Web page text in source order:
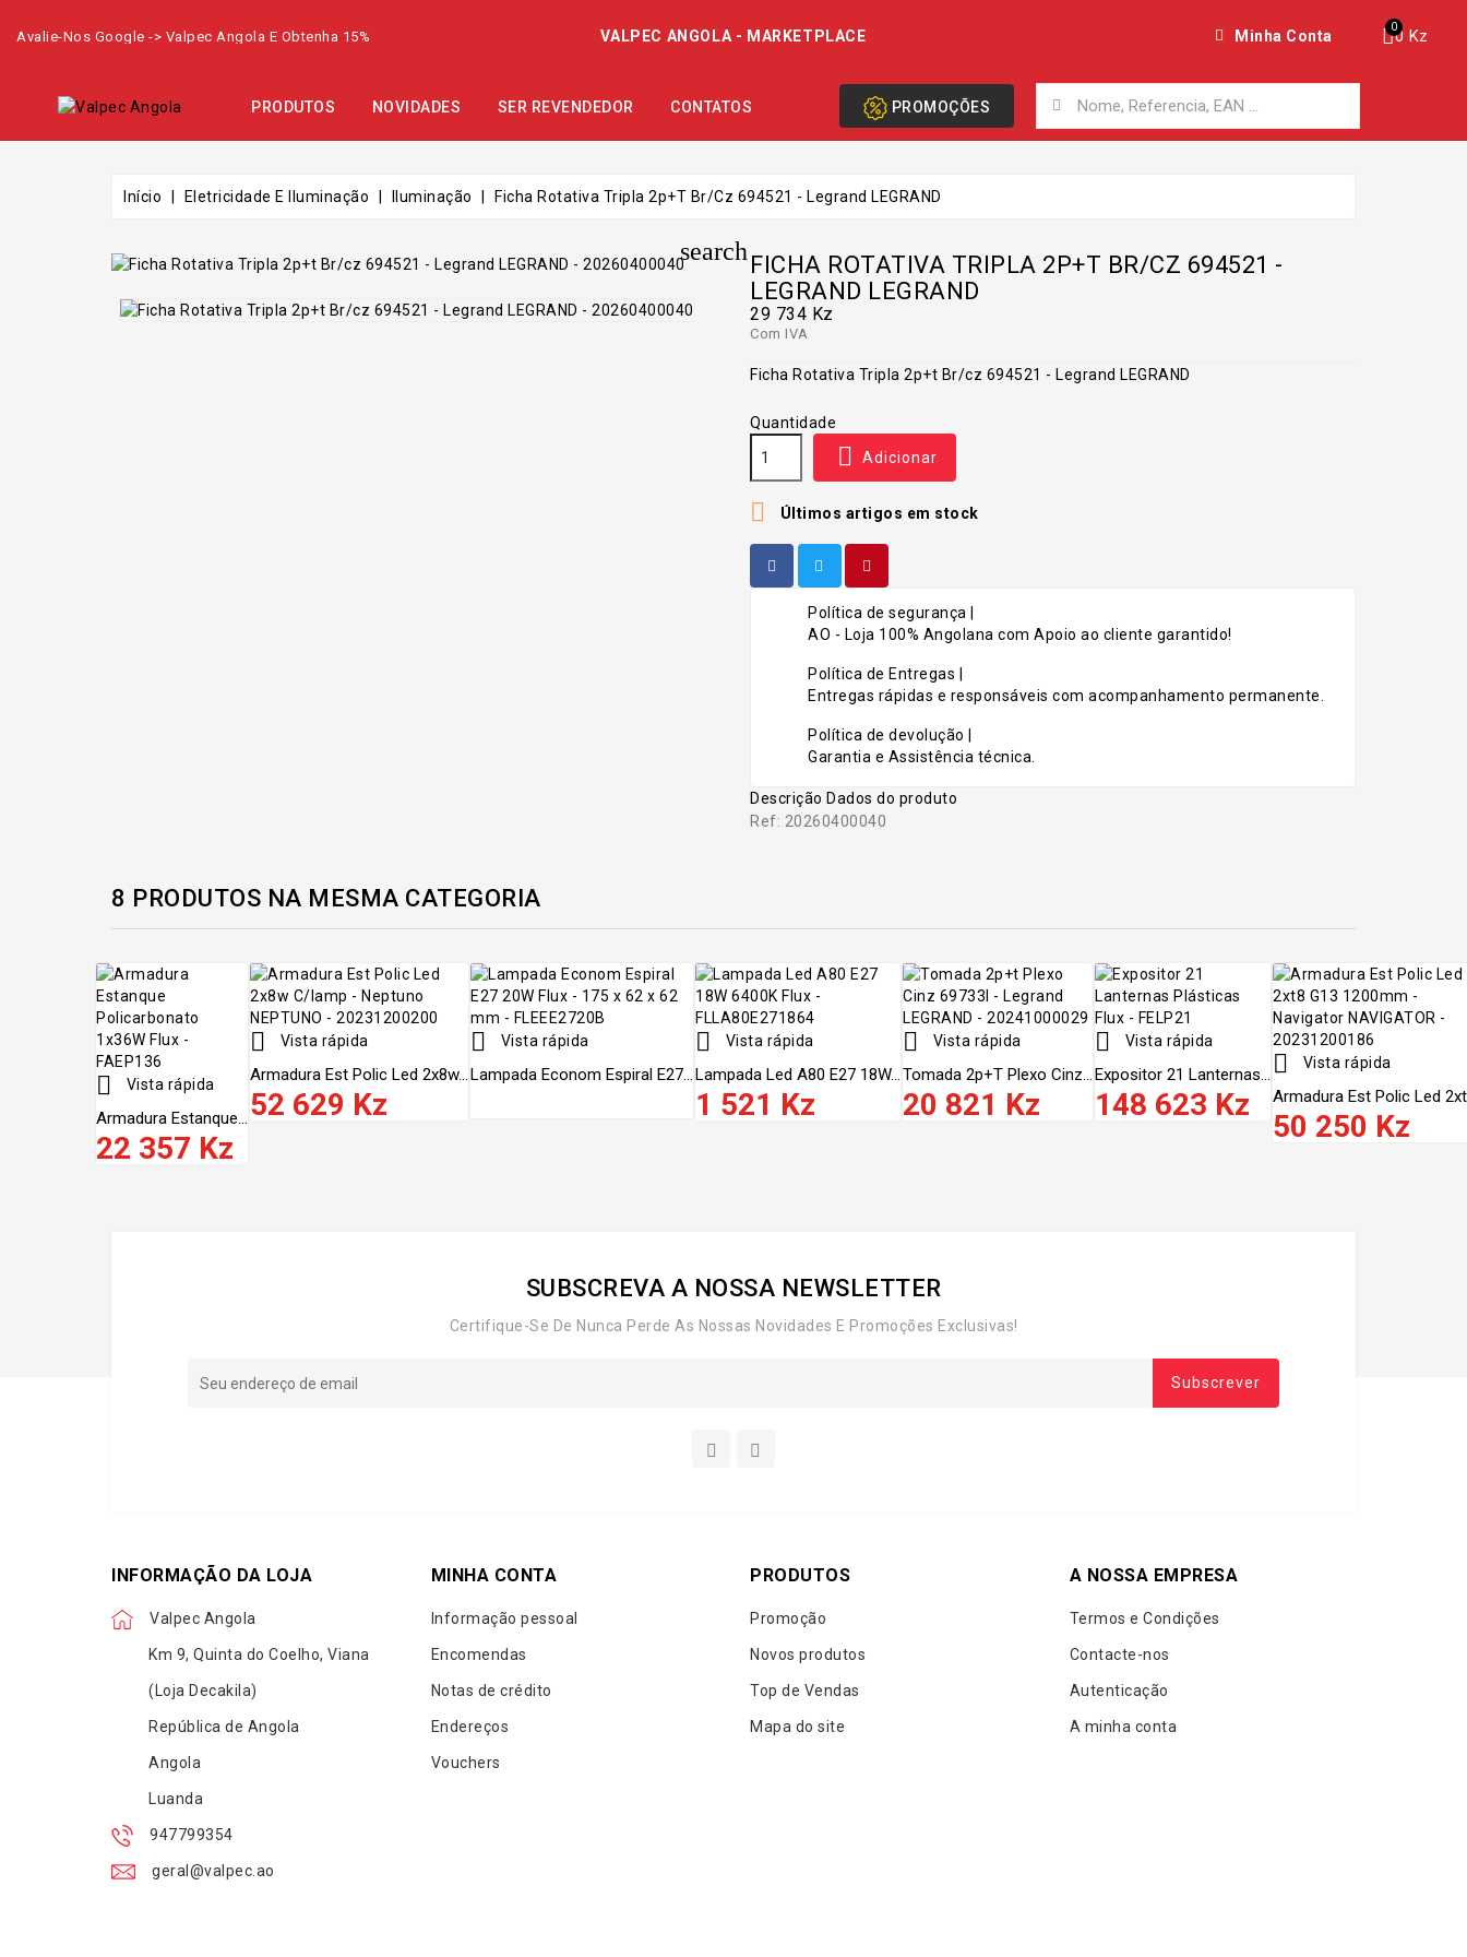
Avalie-Nos Google -> Valpec Angola E Obtenha 15% VALPEC ANGOLA - MARKETPLACE Minha Conta 0 Kz
PRODUTOS NOVIDADES SER REVENDEDOR CONTATOS PROMOÇÕES
Início Eletricidade E Iluminação Iluminação Ficha Rotativa Tripla 2p+t Br/cz 694521 - Legrand LEGRAND
searchFICHA ROTATIVA TRIPLA 2P+T BR/CZ 694521 -
LEGRAND LEGRAND
29 734 Kz
Com IVA
Ficha Rotativa Tripla 2p+t Br/cz 694521 - Legrand LEGRAND
Quantidade
 Adicionar
 Últimos artigos em stock
Política de segurança |
AO - Loja 100% Angolana com Apoio ao cliente garantido!
Política de Entregas |
Entregas rápidas e responsáveis com acompanhamento permanente.
Política de devolução |
Garantia e Assistência técnica.
Descrição Dados do produto
Ref: 20260400040
8 PRODUTOS NA MESMA CATEGORIA
 Vista rápida
Armadura Estanque...
22 357 Kz
 Vista rápida
Armadura Est Polic Led 2x8w...
52 629 Kz
 Vista rápida
Lampada Econom Espiral E27...
 Vista rápida
Lampada Led A80 E27 18W...
1 521 Kz
 Vista rápida
Tomada 2p+t Plexo Cinz...
20 821 Kz
 Vista rápida
Expositor 21 Lanternas...
148 623 Kz
 Vista rápida
Armadura Est Polic Led
50 250 Kz
SUBSCREVA A NOSSA NEWSLETTER
Certifique-Se De Nunca Perde As Nossas Novidades E Promoções Exclusivas!
INFORMAÇÃO DA LOJA
Valpec Angola
Km 9, Quinta do Coelho, Viana
(Loja Decakila)
República de Angola
Angola
Luanda
947799354
geral@valpec.ao
MINHA CONTA
Informação pessoal
Encomendas
Notas de crédito
Endereços
Vouchers
PRODUTOS
Promoção
Novos produtos
Top de Vendas
Mapa do site
A NOSSA EMPRESA
Termos e Condições
Contacte-nos
Autenticação
A minha conta